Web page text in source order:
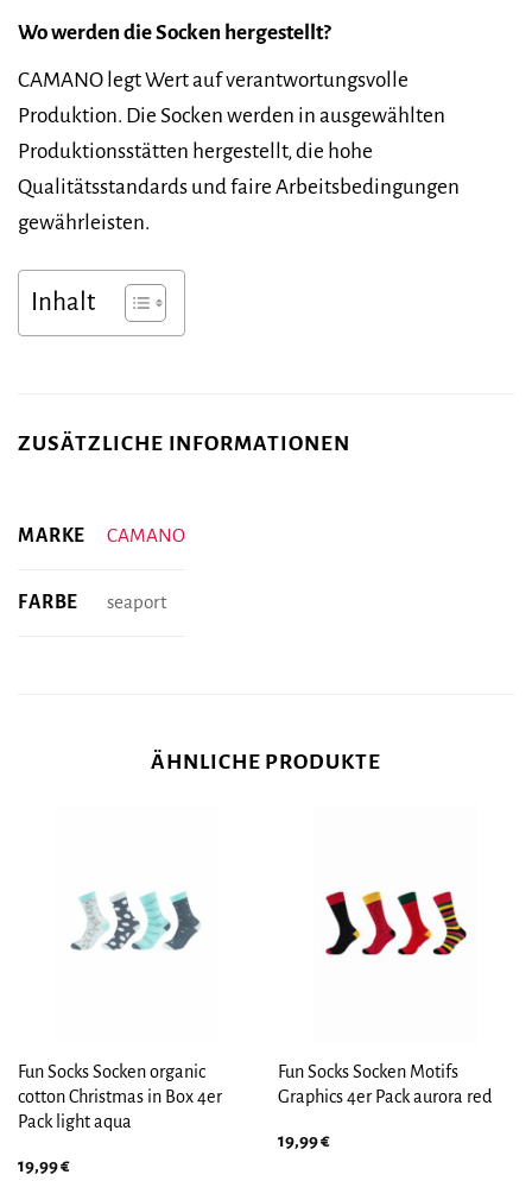
Wo werden die Socken hergestellt?
CAMANO legt Wert auf verantwortungsvolle
Produktion. Die Socken werden in ausgewählten
Produktionsstätten hergestellt, die hohe
Qualitätsstandards und faire Arbeitsbedingungen
gewährleisten.
Inhalt
ZUSÄTZLICHE INFORMATIONEN
MARKE CAMANO
FARBE seaport
ÄHNLICHE PRODUKTE
Fun Socks Socken organic
cotton Christmas in Box 4er
Pack light aqua
19,99€
Fun Socks Socken Motifs
Graphics 4er Pack aurora red
19,99€